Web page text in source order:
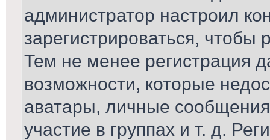
администратор настроил
зарегистрироваться,
Тем не менее регистрация
возможности, которые
аватары, личные
участие в группах и т. д.